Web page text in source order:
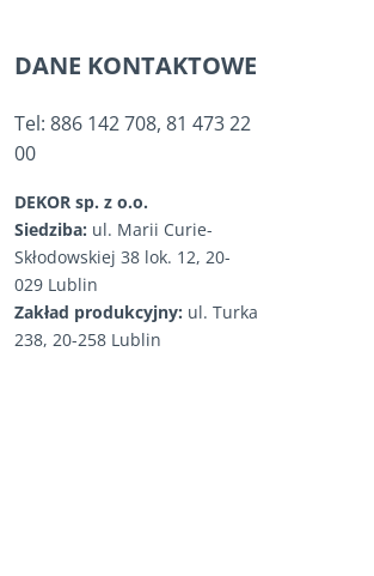
DANE KONTAKTOWE
Tel: 886 142 708, 81 473 22
00
DEKOR sp. z o.o.
Siedziba: ul. Marii Curie-
Skłodowskiej 38 lok. 12, 20-
029 Lublin
Zakład produkcyjny: ul. Turka
238, 20-258 Lublin